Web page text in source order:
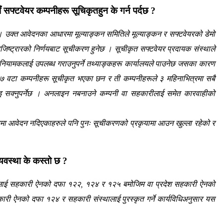
सफ्टवेयरकम्पनीहरूसूचिकृतहुन के गर्न पर्दछ ?
। उक्त आवेदनका आधारमा मूल्याङ्कन समितिले मूल्याङ्कन र सफ्टवेयरको डेमो
निर्णयबाट सूचीकरणहुनेछ । सूचीकृत सफ्टवेयर प्रदायक संस्थाले
उपलब्ध गराउनुपर्ने तथ्याङ्कहरू कार्यालयले पाउनेछ जसका कारण
वटा कम्पनीहरू सूचीकृत भएका छन र ती कम्पनीहरूले ३ महिनाभित्रमा सबै
। अनलाइन नबनाउने कम्पनी वा सहकारीलाई समेत कारवाहीको
आवेदननदिएकाहरुलेपनि पुनः सूचीकरणकोप्रकृयामा आउनखुल्लारहेको र
के कस्तो छ ?
सहकारी ऐनको दफा १२२, १२४ र १२५ बमोजिम वा प्रदेश सहकारी ऐनको
ऐनको दफा १२४ र सहकारी संस्थालाई पुरस्कृत गर्ने कार्यविधिअनुसार यस